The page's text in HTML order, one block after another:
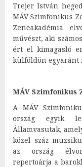
Trejer István
MÁV Szimfonikus
Zeneakadémia
művészt, aki
ért el kimagasló
külföldön egyaránt
MÁV Szimfonikus
A MÁV
ország egyik
Államvasutak,
közel száz
az ország
repertoárja a